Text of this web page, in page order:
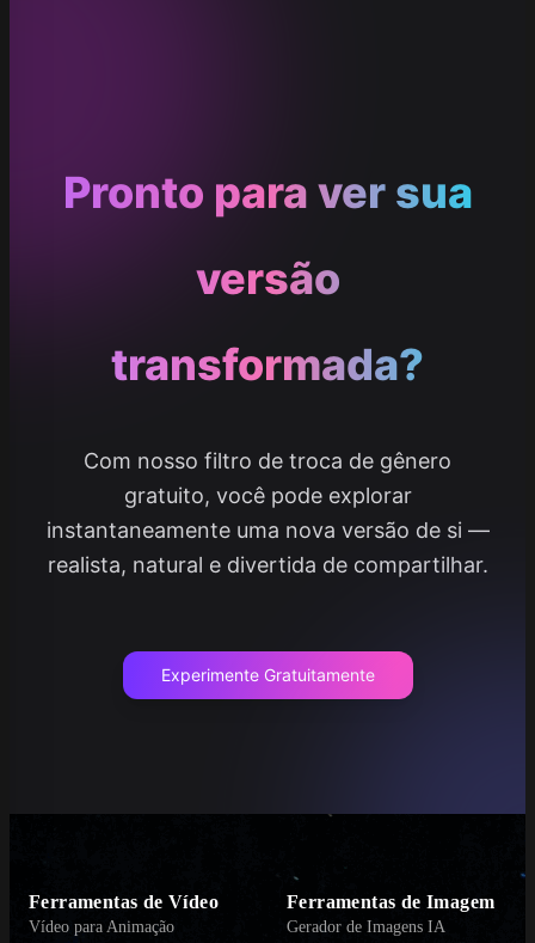
Pronto para ver sua
versão
transformada?
Com nosso filtro de troca de gênero
gratuito, você pode explorar
instantaneamente uma nova versão de si —
realista, natural e divertida de compartilhar.
Experimente Gratuitamente
Ferramentas de Vídeo
Vídeo para Animação
Ferramentas de Imagem
Gerador de Imagens IA